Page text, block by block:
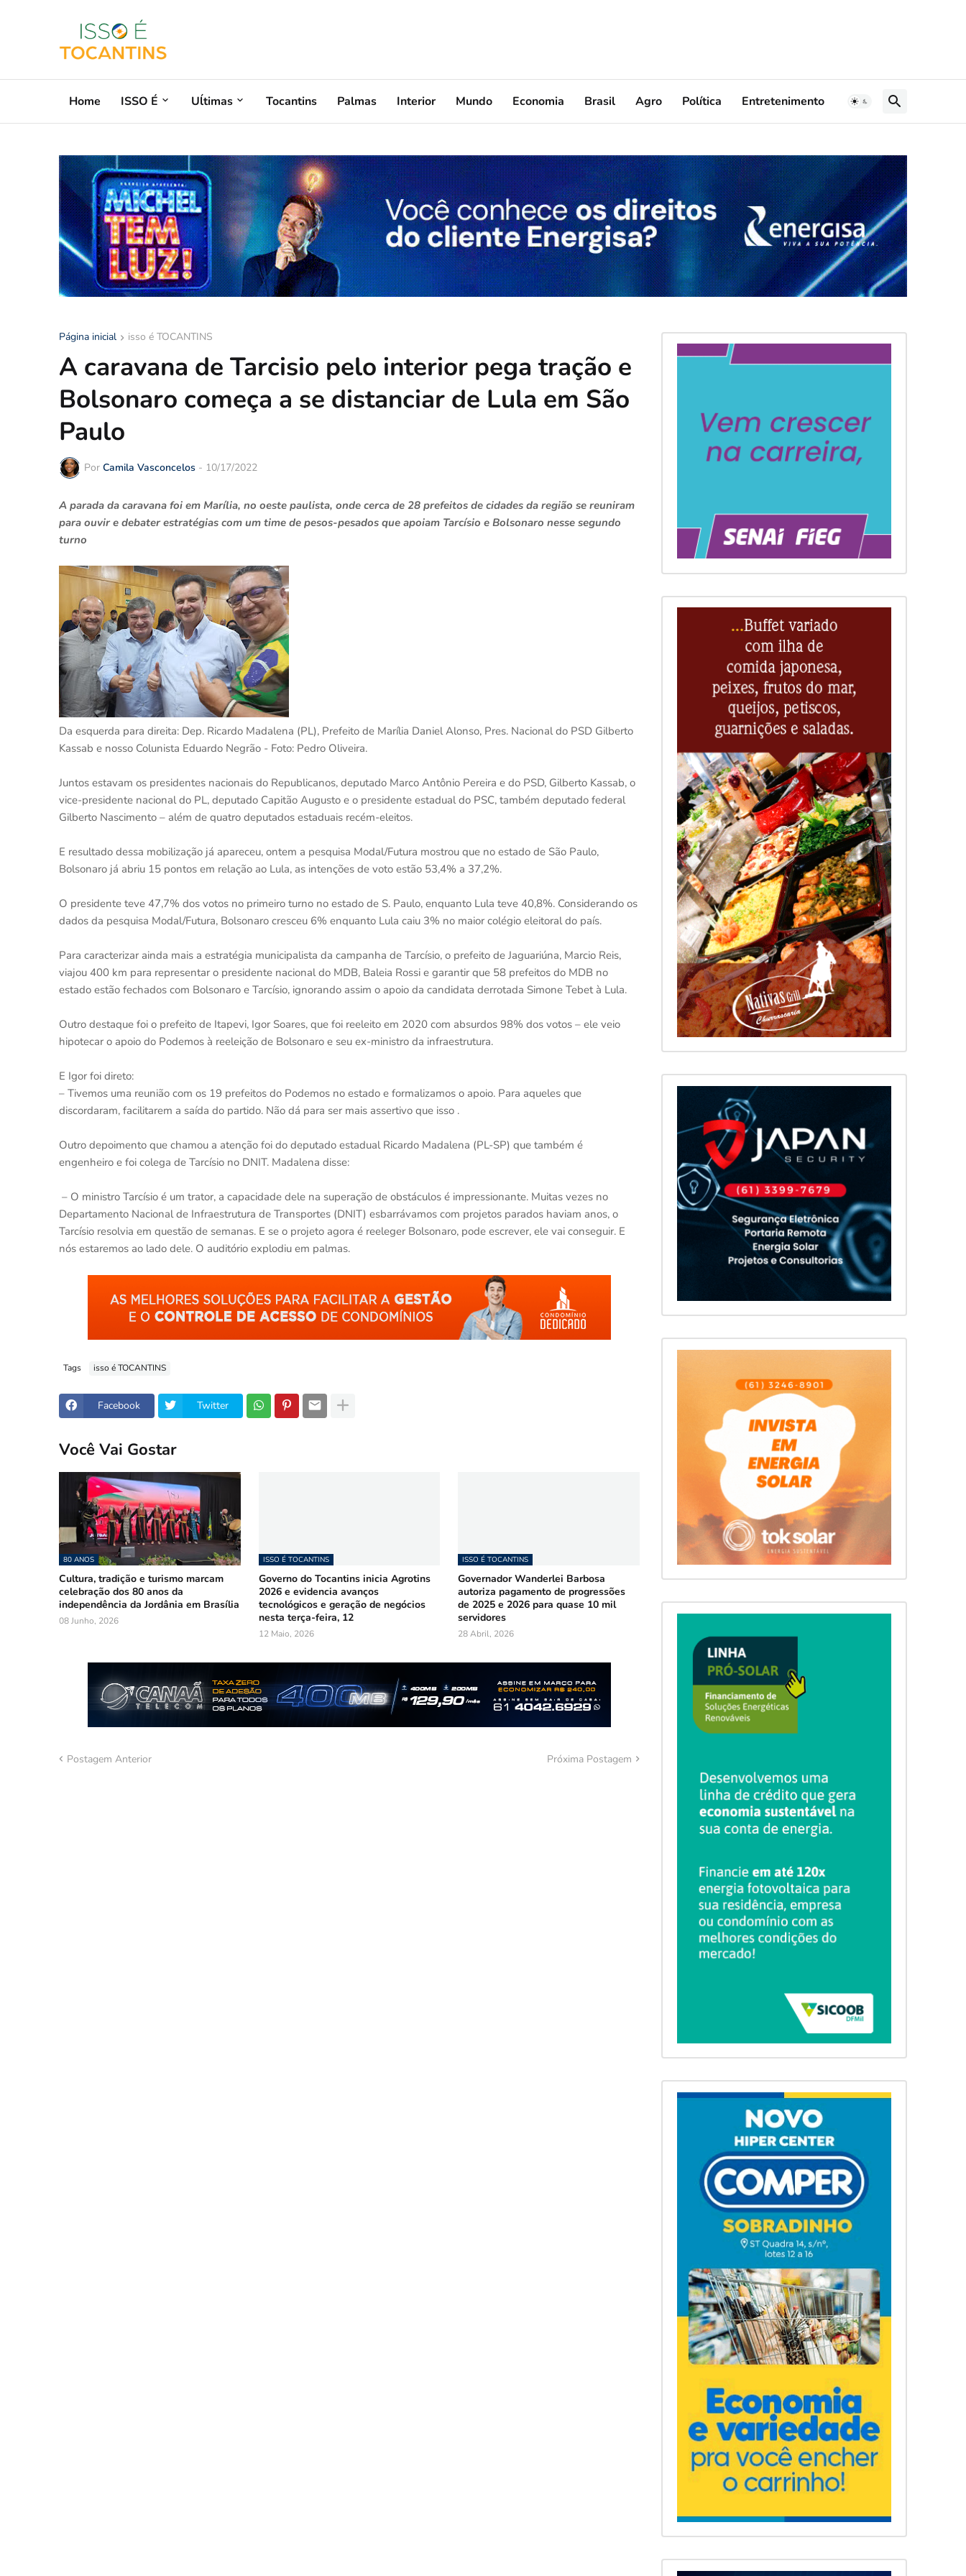
Home ISSO É Uĺtimas Tocantins Palmas Interior Mundo Economia Brasil Agro Política Entretenimento
Página inicial isso é TOCANTINS
A caravana de Tarcisio pelo interior pega tração e
Bolsonaro começa a se distanciar de Lula em São
Paulo
Por Camila Vasconcelos - 10/17/2022
A parada da caravana foi em Marília, no oeste paulista, onde cerca de 28 prefeitos de cidades da região se reuniram
para ouvir e debater estratégias com um time de pesos-pesados que apoiam Tarcísio e Bolsonaro nesse segundo
turno
Da esquerda para direita: Dep. Ricardo Madalena (PL), Prefeito de Marília Daniel Alonso, Pres. Nacional do PSD Gilberto
Kassab e nosso Colunista Eduardo Negrão - Foto: Pedro Oliveira.
Juntos estavam os presidentes nacionais do Republicanos, deputado Marco Antônio Pereira e do PSD, Gilberto Kassab, o
vice-presidente nacional do PL, deputado Capitão Augusto e o presidente estadual do PSC, também deputado federal
Gilberto Nascimento – além de quatro deputados estaduais recém-eleitos.
E resultado dessa mobilização já apareceu, ontem a pesquisa Modal/Futura mostrou que no estado de São Paulo,
Bolsonaro já abriu 15 pontos em relação ao Lula, as intenções de voto estão 53,4% a 37,2%.
O presidente teve 47,7% dos votos no primeiro turno no estado de S. Paulo, enquanto Lula teve 40,8%. Considerando os
dados da pesquisa Modal/Futura, Bolsonaro cresceu 6% enquanto Lula caiu 3% no maior colégio eleitoral do país.
Para caracterizar ainda mais a estratégia municipalista da campanha de Tarcísio, o prefeito de Jaguariúna, Marcio Reis,
viajou 400 km para representar o presidente nacional do MDB, Baleia Rossi e garantir que 58 prefeitos do MDB no
estado estão fechados com Bolsonaro e Tarcísio, ignorando assim o apoio da candidata derrotada Simone Tebet à Lula.
Outro destaque foi o prefeito de Itapevi, Igor Soares, que foi reeleito em 2020 com absurdos 98% dos votos – ele veio
hipotecar o apoio do Podemos à reeleição de Bolsonaro e seu ex-ministro da infraestrutura.
E Igor foi direto:
– Tivemos uma reunião com os 19 prefeitos do Podemos no estado e formalizamos o apoio. Para aqueles que
discordaram, facilitarem a saída do partido. Não dá para ser mais assertivo que isso .
Outro depoimento que chamou a atenção foi do deputado estadual Ricardo Madalena (PL-SP) que também é
engenheiro e foi colega de Tarcísio no DNIT. Madalena disse:
– O ministro Tarcísio é um trator, a capacidade dele na superação de obstáculos é impressionante. Muitas vezes no
Departamento Nacional de Infraestrutura de Transportes (DNIT) esbarrávamos com projetos parados haviam anos, o
Tarcísio resolvia em questão de semanas. E se o projeto agora é reeleger Bolsonaro, pode escrever, ele vai conseguir. E
nós estaremos ao lado dele. O auditório explodiu em palmas.
Tags isso é TOCANTINS
Facebook Twitter
Você Vai Gostar
80 ANOS
Cultura, tradição e turismo marcam
celebração dos 80 anos da
independência da Jordânia em Brasília
08 Junho, 2026
ISSO É TOCANTINS
Governo do Tocantins inicia Agrotins
2026 e evidencia avanços
tecnológicos e geração de negócios
nesta terça-feira, 12
12 Maio, 2026
ISSO É TOCANTINS
Governador Wanderlei Barbosa
autoriza pagamento de progressões
de 2025 e 2026 para quase 10 mil
servidores
28 Abril, 2026
Postagem Anterior Próxima Postagem